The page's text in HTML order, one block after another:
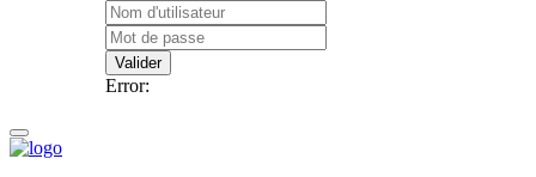
Valider
Error: